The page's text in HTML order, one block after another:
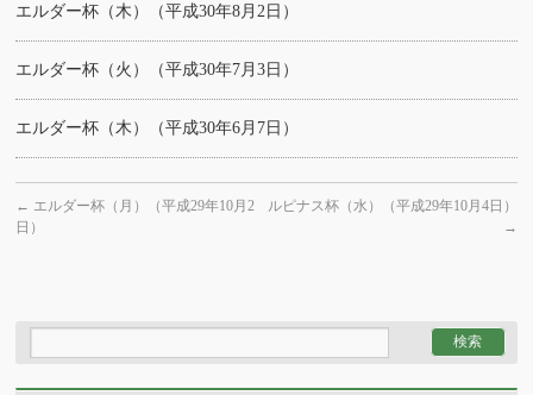
エルダー杯（木）（平成30年8月2日）
エルダー杯（火）（平成30年7月3日）
エルダー杯（木）（平成30年6月7日）
← エルダー杯（月）（平成29年10月2
日）
ルピナス杯（水）（平成29年10月4日）
→